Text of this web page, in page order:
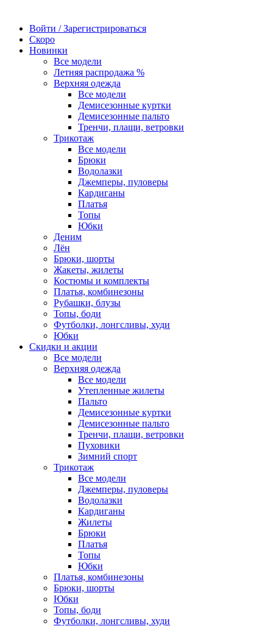
Войти / Зарегистрироваться
Скоро
Новинки
Все модели
Летняя распродажа %
Верхняя одежда
Все модели
Демисезонные куртки
Демисезонные пальто
Тренчи, плащи, ветровки
Трикотаж
Все модели
Брюки
Водолазки
Джемперы, пуловеры
Кардиганы
Платья
Топы
Юбки
Деним
Лён
Брюки, шорты
Жакеты, жилеты
Костюмы и комплекты
Платья, комбинезоны
Рубашки, блузы
Топы, боди
Футболки, лонгсливы, худи
Юбки
Скидки и акции
Все модели
Верхняя одежда
Все модели
Утепленные жилеты
Пальто
Демисезонные куртки
Демисезонные пальто
Тренчи, плащи, ветровки
Пуховики
Зимний спорт
Трикотаж
Все модели
Джемперы, пуловеры
Водолазки
Кардиганы
Жилеты
Брюки
Платья
Топы
Юбки
Платья, комбинезоны
Брюки, шорты
Юбки
Топы, боди
Футболки, лонгсливы, худи